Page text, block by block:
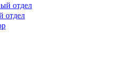
отдел
отдел